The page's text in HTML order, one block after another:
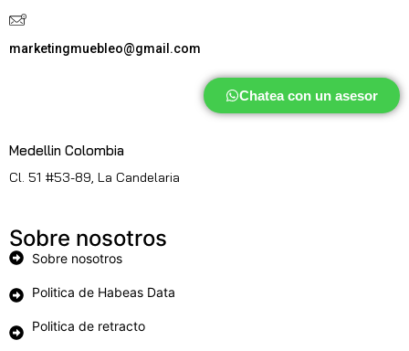
marketingmuebleo@gmail.com
Chatea con un asesor
Medellin Colombia
Cl. 51 #53-89, La Candelaria
Sobre nosotros
Sobre nosotros
Politica de Habeas Data
Politica de retracto